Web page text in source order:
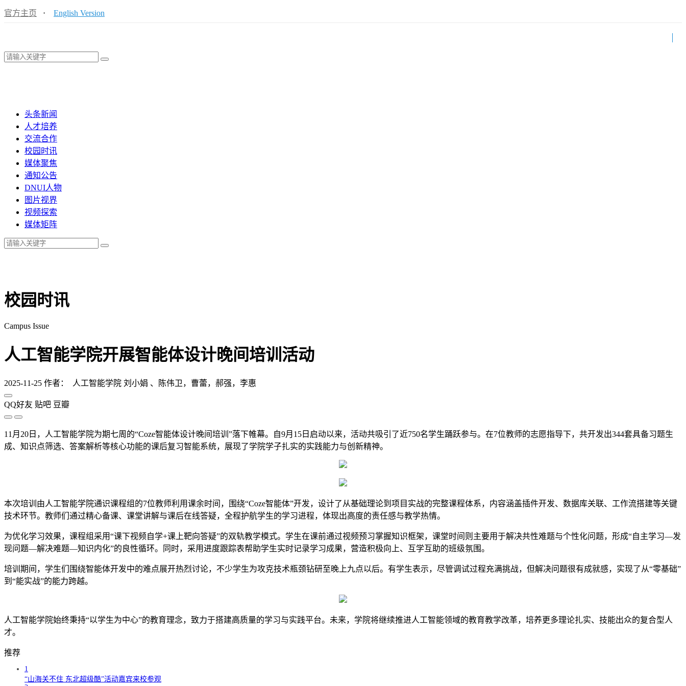
官方主页 · English Version
头条新闻
人才培养
交流合作
校园时讯
媒体聚焦
通知公告
DNUI人物
图片视界
视频探索
媒体矩阵
校园时讯
Campus Issue
人工智能学院开展智能体设计晚间培训活动
2025-11-25 作者： 人工智能学院 刘小娟 、陈伟卫，曹蕾，郝强，李惠
QQ好友 贴吧 豆瓣
11月20日，人工智能学院为期七周的“Coze智能体设计晚间培训”落下帷幕。自9月15日启动以来，活动共吸引了近750名学生踊跃参与。在7位教师的志愿指导下，共开发出344套具备习题生
成、知识点筛选、答案解析等核心功能的课后复习智能系统，展现了学院学子扎实的实践能力与创新精神。
本次培训由人工智能学院通识课程组的7位教师利用课余时间，围绕“Coze智能体”开发，设计了从基础理论到项目实战的完整课程体系，内容涵盖插件开发、数据库关联、工作流搭建等关键
技术环节。教师们通过精心备课、课堂讲解与课后在线答疑，全程护航学生的学习进程，体现出高度的责任感与教学热情。
为优化学习效果，课程组采用“课下视频自学+课上靶向答疑”的双轨教学模式。学生在课前通过视频预习掌握知识框架，课堂时间则主要用于解决共性难题与个性化问题，形成“自主学习—发
现问题—解决难题—知识内化”的良性循环。同时，采用进度跟踪表帮助学生实时记录学习成果，营造积极向上、互学互助的班级氛围。
培训期间，学生们围绕智能体开发中的难点展开热烈讨论，不少学生为攻克技术瓶颈钻研至晚上九点以后。有学生表示，尽管调试过程充满挑战，但解决问题很有成就感，实现了从“零基础”
到“能实战”的能力跨越。
人工智能学院始终秉持“以学生为中心”的教育理念，致力于搭建高质量的学习与实践平台。未来，学院将继续推进人工智能领域的教育教学改革，培养更多理论扎实、技能出众的复合型人
才。
推荐
1
“山海关不住 东北超级酷”活动嘉宾来校参观